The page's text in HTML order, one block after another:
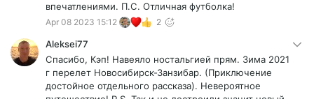
впечатлениями. П.С. Отличная футболка!
Apr 08 2023 15:12 2
Aleksei77
Спасибо, Кэп! Навеяло ностальгией прям. Зима 2021
г перелет Новосибирск-Занзибар. (Приключение
достойное отдельного рассказа). Невероятное